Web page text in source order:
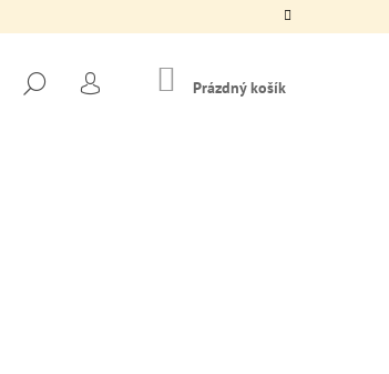
HLEDAT
PŘIHLÁŠENÍ
NÁKUPNÍ
KOŠÍK
Prázdný košík